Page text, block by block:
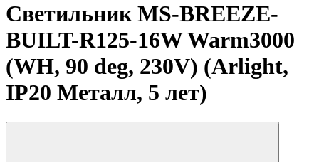
Светильник MS-BREEZE-
BUILT-R125-16W Warm3000
(WH, 90 deg, 230V) (Arlight,
IP20 Металл, 5 лет)